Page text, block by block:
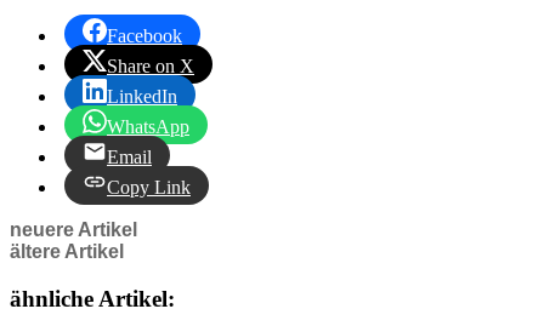
Facebook
Share on X
LinkedIn
WhatsApp
Email
Copy Link
neuere Artikel
ältere Artikel
ähnliche Artikel: